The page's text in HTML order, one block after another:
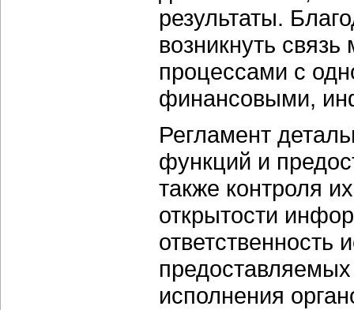
результаты.
возникнуть
процессами с
финансовыми,
Регламент
функций и
также контроля
открытости
ответственность
исполнения